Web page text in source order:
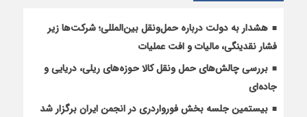
هشدار به دولت درباره حمل‌ونقل بین‌المللی؛ شرکت‌ها زیر
فشار نقدینگی، مالیات و افت عملیات
بررسی چالش‌های حمل ونقل کالا حوزه‌های ریلی، دریایی و
جاده‌ای
بیستمین جلسه بخش فورواردری در انجمن ایران برگزار شد